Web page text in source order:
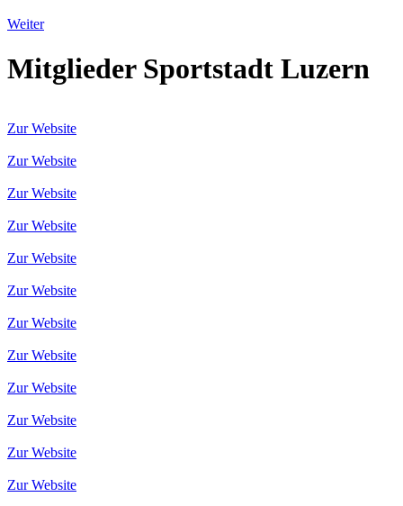
Weiter
Mitglieder Sportstadt Luzern
Zur Website
Zur Website
Zur Website
Zur Website
Zur Website
Zur Website
Zur Website
Zur Website
Zur Website
Zur Website
Zur Website
Zur Website